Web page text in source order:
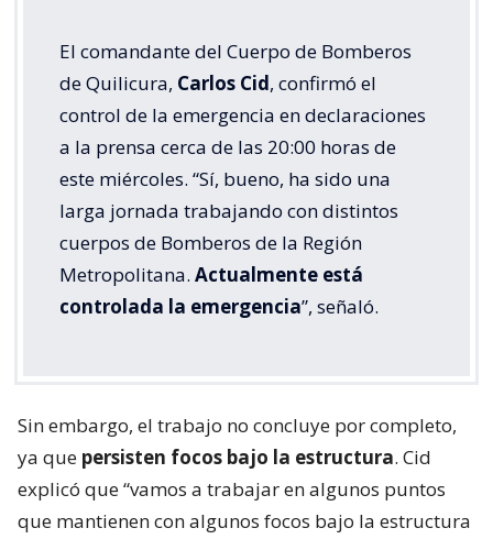
El comandante del Cuerpo de Bomberos
de Quilicura, Carlos Cid, confirmó el
control de la emergencia en declaraciones
a la prensa cerca de las 20:00 horas de
este miércoles. “Sí, bueno, ha sido una
larga jornada trabajando con distintos
cuerpos de Bomberos de la Región
Metropolitana. Actualmente está
controlada la emergencia”, señaló.
Sin embargo, el trabajo no concluye por completo,
ya que persisten focos bajo la estructura. Cid
explicó que “vamos a trabajar en algunos puntos
que mantienen con algunos focos bajo la estructura